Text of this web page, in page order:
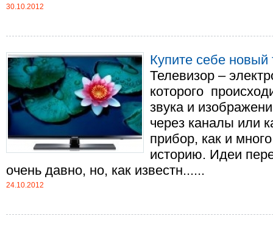
30.10.2012
Купите себе новый
Телевизор –
которого
звука и
через каналы или
прибор, как и
историю. Идеи
очень давно, но, как известн......
24.10.2012